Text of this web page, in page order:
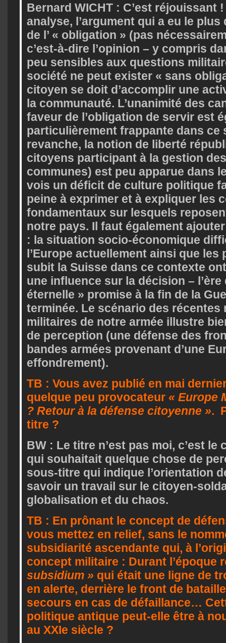
Bernard WICHT : C’est réjouissant
analyse, l’argument qui a eu le plus
de l’ « obligation » (pas
c’est-à-dire l’opinion – y compris
peu sensibles aux questions
société ne peut exister « sans
citoyen se doit d’accomplir une
la communauté. L’unanimité des
faveur de l’obligation de servir est
particulièrement frappante dans ce
revanche, la notion de liberté
citoyens participant à la gestion
communes) est peu apparue dans
vois un déficit de culture politique
peine à exprimer et à expliquer les
fondamentaux sur lesquels
notre pays. Il faut également
: la situation socio-économique
l’Europe actuellement ainsi que les
subit la Suisse dans ce contexte
une influence sur la décision – l’ère
éternelle » promise à la fin de la
terminée. Le scénario des
militaires de notre armée illustre
de perception (une défense des
bandes armées provenant d’une
effondrement).
TB : Vous avez publié en mai
quelque peu provocateur « Europe
? Retour à la défense citoyenne ».
titre ?
BW : Le titre n’est pas moi, c’est le
qui souhaitait quelque chose de
sous-titre qui indique l’orientation
savoir un travail sur le citoyen-
globalisation et du chaos.
TB : En prônant le concept de
vous mettez en relief, sans le
subsidiarité ascendante qui, à
concept militaire : Durant l’époque
subsidium » qui était une ligne de
en alerte, derrière le front de
secours en cas de défaillance…
politique antique peut-elle être à
au XXIe siècle ?